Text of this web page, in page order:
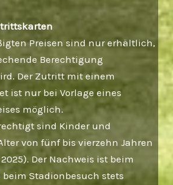
Preisen sind nur erhältlich,
Berechtigung
Der Zutritt mit einem
ist nur bei Vorlage eines
möglich.
sind Kinder und
von fünf bis vierzehn Jahren
Der Nachweis ist beim
Stadionbesuch stets